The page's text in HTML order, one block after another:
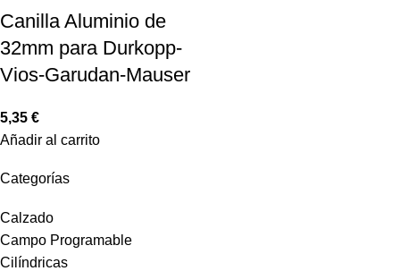
Categorías
Calzado
Campo Programable
Cilíndricas
Canilla Aluminio de
32mm para Durkopp-
Vios-Garudan-Mauser
5,35 €
Añadir al carrito